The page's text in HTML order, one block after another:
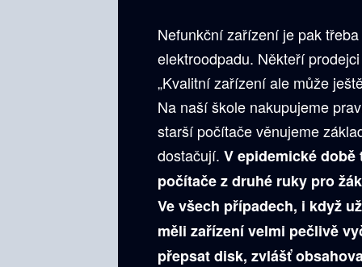
Nefunkční zařízení je pak
elektroodpadu. Někteří
„Kvalitní zařízení ale může
Na naší škole nakupujeme
starší počítače věnujeme
dostačují. V epidemické
počítače z druhé ruky pro
Ve všech případech, i když
měli zařízení velmi pečlivě
přepsat disk, zvlášť